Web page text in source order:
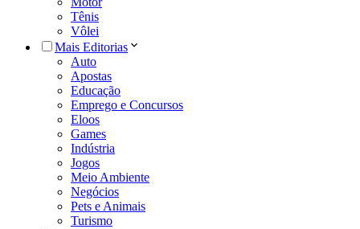
Tênis
Vôlei
Mais Editorias
Auto
Apostas
Educação
Emprego e Concursos
Eloos
Games
Indústria
Jogos
Meio Ambiente
Negócios
Pets e Animais
Turismo